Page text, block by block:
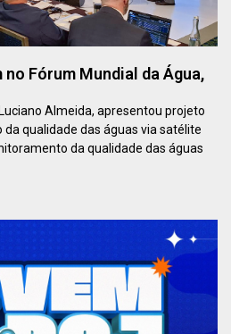
Fórum Mundial da Água,
Almeida, apresentou projeto
qualidade das águas via satélite
da qualidade das águas